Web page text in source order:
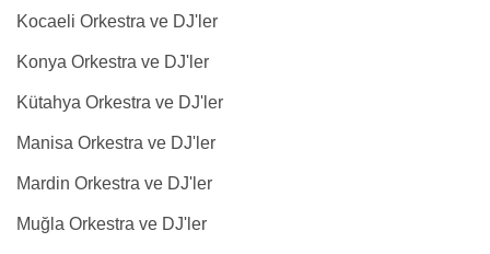
Kocaeli Orkestra ve DJ'ler
Konya Orkestra ve DJ'ler
Kütahya Orkestra ve DJ'ler
Manisa Orkestra ve DJ'ler
Mardin Orkestra ve DJ'ler
Muğla Orkestra ve DJ'ler